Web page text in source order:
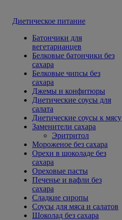
Диетическое питание
Батончики для
вегетарианцев
Белковые батончики без
сахара
Белковые чипсы без
сахара
Джемы и конфитюры
Диетические соусы для
салата
Диетические соусы к мясу
Заменители сахара
Эритритол
Мороженое без сахара
Орехи в шоколаде без
сахара
Ореховые пасты
Печенье и вафли без
сахара
Сладкие сиропы
Соусы для мяса и салатов
Шоколад без сахара